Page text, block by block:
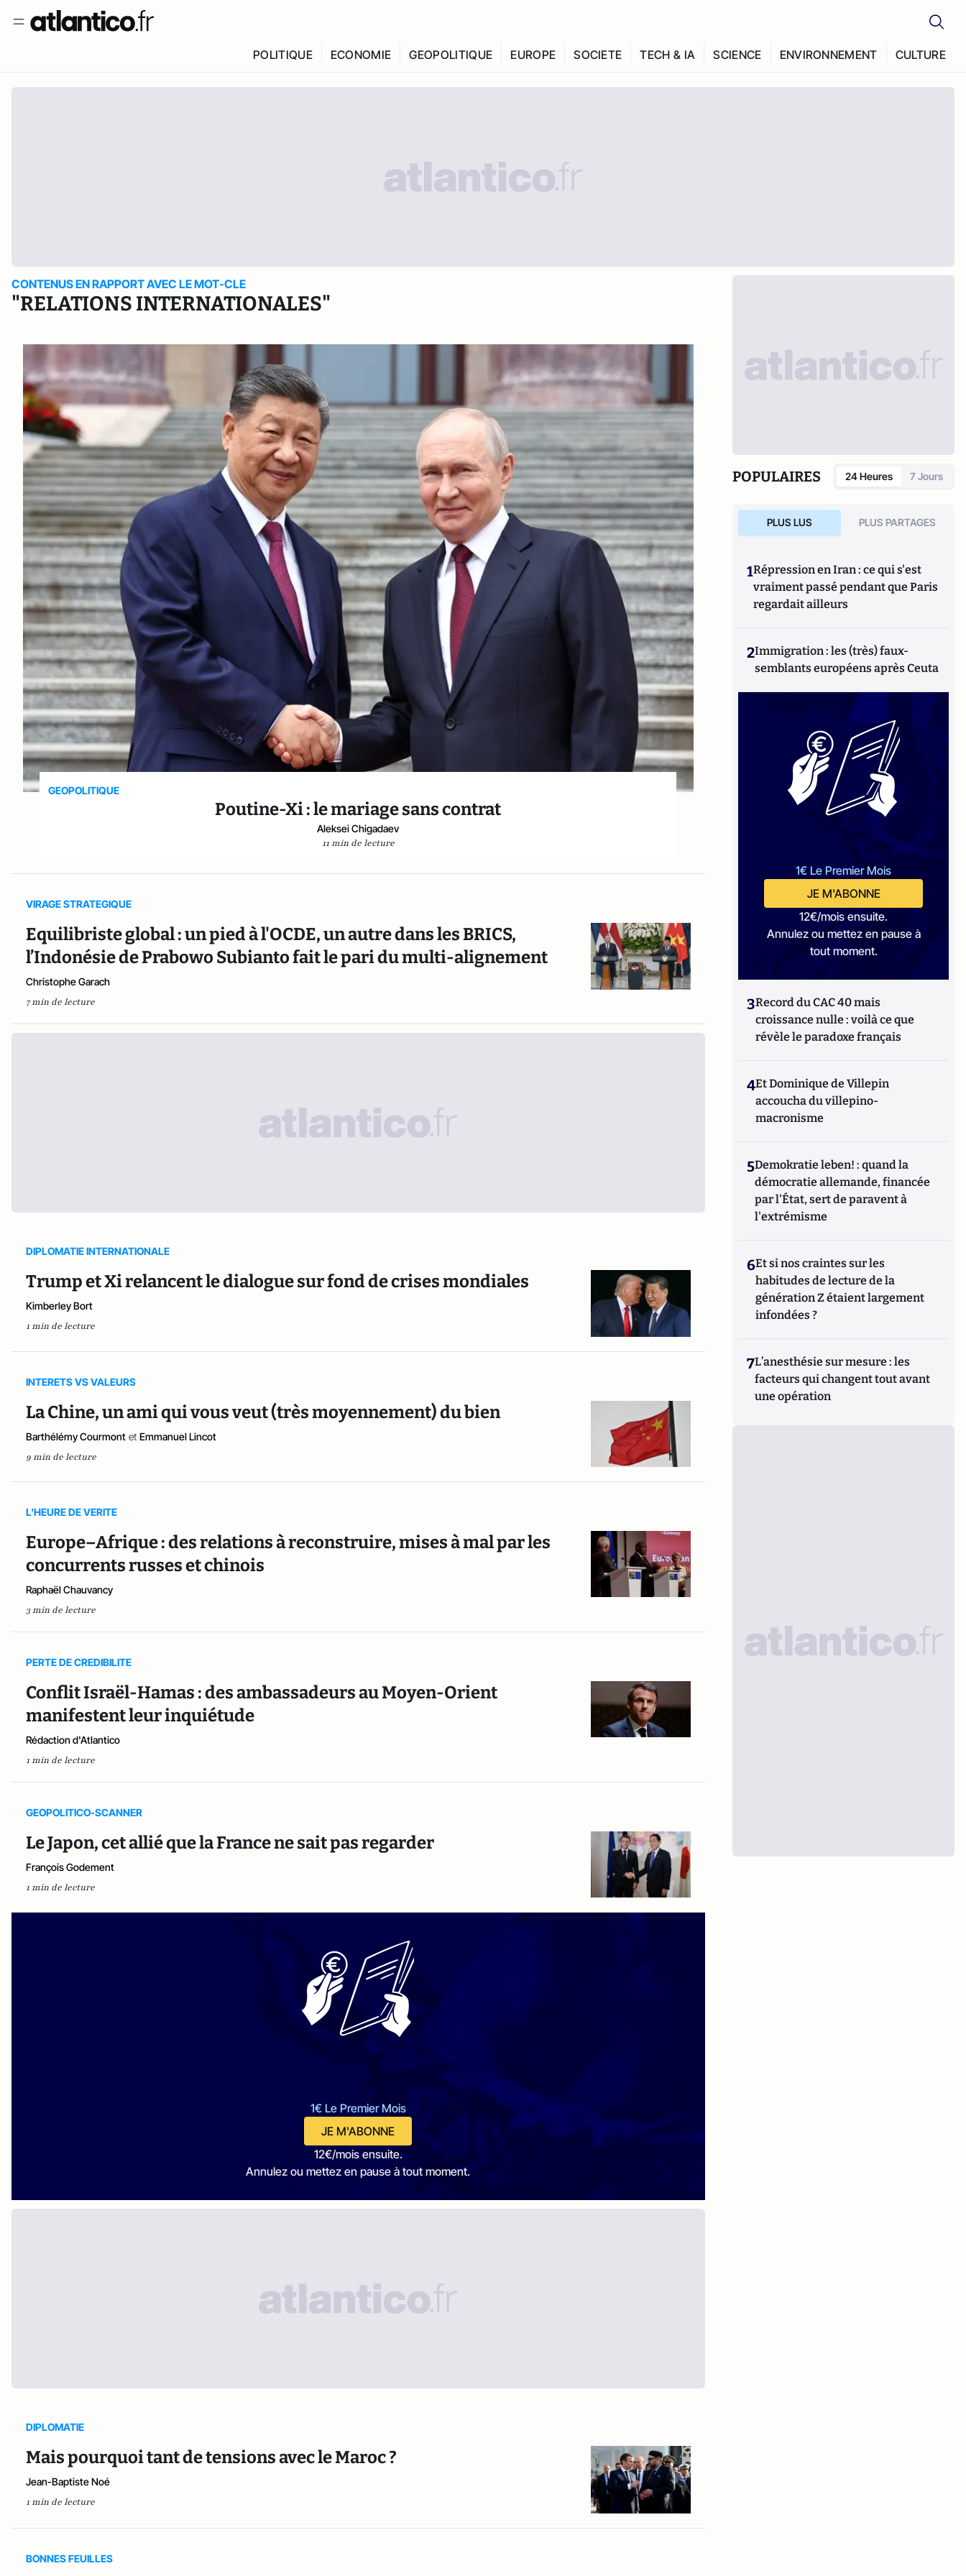
POLITIQUE ECONOMIE GEOPOLITIQUE EUROPE SOCIETE TECH & IA SCIENCE ENVIRONNEMENT CULTURE
CONTENUS EN RAPPORT AVEC LE MOT-CLE
"RELATIONS INTERNATIONALES"
GEOPOLITIQUE
Poutine-Xi : le mariage sans contrat
Aleksei Chigadaev
11 min de lecture
VIRAGE STRATEGIQUE
Equilibriste global : un pied à l'OCDE, un autre dans les BRICS,
l’Indonésie de Prabowo Subianto fait le pari du multi-alignement
Christophe Garach
7 min de lecture
DIPLOMATIE INTERNATIONALE
Trump et Xi relancent le dialogue sur fond de crises mondiales
Kimberley Bort
1 min de lecture
INTERETS VS VALEURS
La Chine, un ami qui vous veut (très moyennement) du bien
Barthélémy Courmont et Emmanuel Lincot
9 min de lecture
L'HEURE DE VERITE
Europe–Afrique : des relations à reconstruire, mises à mal par les
concurrents russes et chinois
Raphaël Chauvancy
3 min de lecture
PERTE DE CREDIBILITE
Conflit Israël-Hamas : des ambassadeurs au Moyen-Orient
manifestent leur inquiétude
Rédaction d'Atlantico
1 min de lecture
GEOPOLITICO-SCANNER
Le Japon, cet allié que la France ne sait pas regarder
François Godement
1 min de lecture
1€ Le Premier Mois
JE M'ABONNE
12€/mois ensuite.
Annulez ou mettez en pause à tout moment.
DIPLOMATIE
Mais pourquoi tant de tensions avec le Maroc ?
Jean-Baptiste Noé
1 min de lecture
BONNES FEUILLES
POPULAIRES 24 Heures 7 Jours
PLUS LUS PLUS PARTAGES
1Répression en Iran : ce qui s'est
vraiment passé pendant que Paris
regardait ailleurs
2Immigration : les (très) faux-
semblants européens après Ceuta
1€ Le Premier Mois
JE M'ABONNE
12€/mois ensuite.
Annulez ou mettez en pause à
tout moment.
3Record du CAC 40 mais
croissance nulle : voilà ce que
révèle le paradoxe français
4Et Dominique de Villepin
accoucha du villepino-
macronisme
5Demokratie leben! : quand la
démocratie allemande, financée
par l'État, sert de paravent à
l'extrémisme
6Et si nos craintes sur les
habitudes de lecture de la
génération Z étaient largement
infondées ?
7L’anesthésie sur mesure : les
facteurs qui changent tout avant
une opération